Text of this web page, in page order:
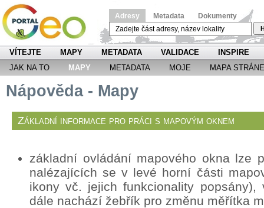
Adresy Metadata Dokumenty
VÍTEJTE MAPY METADATA VALIDACE
INSPIRE
JAK NA TO
MAPY METADATA MOJE MAPA
Nápověda - Mapy
Základní informace pro práci s mapovým oknem
základní ovládání mapového okna lze
nalézajících se v levé horní části
ikony vč. jejich funkcionality popsány),
dále nachází žebřík pro změnu měřítka